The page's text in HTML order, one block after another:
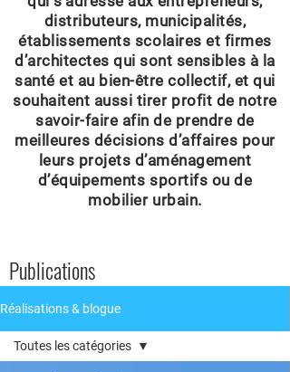
distributeurs, municipalités,
établissements scolaires et firmes
d’architectes qui sont sensibles à la
santé et au bien-être collectif, et qui
souhaitent aussi tirer profit de notre
savoir-faire afin de prendre de
meilleures décisions d’affaires pour
leurs projets d’aménagement
d’équipements sportifs ou de
mobilier urbain.
Publications
Réalisations & blogue
Toutes les catégories